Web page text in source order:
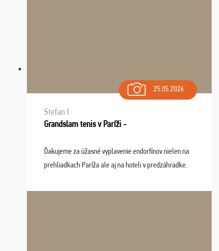
25.05.2026
Stefan I.
Grandslam tenis v Paríži -
Ďakujeme za úžasné vyplavenie endorfínov nielen na
prehliadkach Paríža ale aj na hoteli v predzáhradke.
spomínať a zväžujeme repete budúci rok : ...